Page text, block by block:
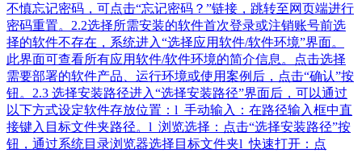
不慎忘记密码，可点击“忘记密码？”链接，跳转至网页端进行
密码重置。2.2选择所需安装的软件首次登录或注销账号前选
择的软件不存在，系统进入“选择应用软件/软件环境”界面。
此界面可查看所有应用软件/软件环境的简介信息。点击选择
需要部署的软件产品、运行环境或使用案例后，点击“确认”按
钮。2.3 选择安装路径进入“选择安装路径”界面后，可以通过
以下方式设定软件存放位置：l 手动输入：在路径输入框中直
接键入目标文件夹路径。l 浏览选择：点击“选择安装路径”按
钮，通过系统目录浏览器选择目标文件夹l 快速打开：点